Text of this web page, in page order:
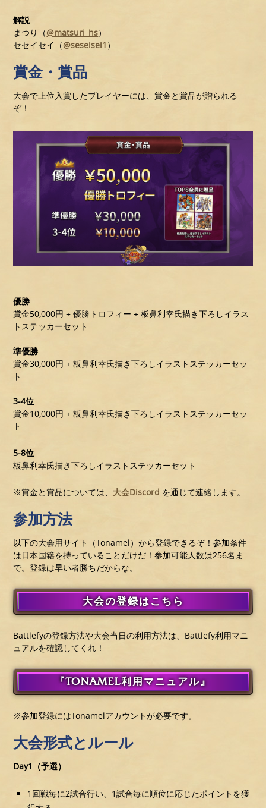
解説
まつり（@matsuri_hs）
セセイセイ（@seseisei1 ）
賞金・賞品
大会で上位入賞したプレイヤーには、賞金と賞品が贈られる
ぞ！
優勝
賞金50,000円 + 優勝トロフィー + 板鼻利幸氏描き下ろしイラス
トステッカーセット
準優勝
賞金30,000円 + 板鼻利幸氏描き下ろしイラストステッカーセッ
ト
3-4位
賞金10,000円 + 板鼻利幸氏描き下ろしイラストステッカーセッ
ト
5-8位
板鼻利幸氏描き下ろしイラストステッカーセット
※賞金と賞品については、 大会Discord を通じて連絡します。
参加方法
以下の大会用サイト（Tonamel）から登録できるぞ！参加条件
は日本国籍を持っていることだけだ！参加可能人数は256名ま
で。登録は早い者勝ちだからな。
大会の登録はこちら
Battlefyの登録方法や大会当日の利用方法は、Battlefy利用マニ
ュアルを確認してくれ！
『TONAMEL利用マニュアル』
※参加登録にはTonamelアカウントが必要です。
大会形式とルール
Day1（予選）
1回戦毎に2試合行い、1試合毎に順位に応じたポイントを獲